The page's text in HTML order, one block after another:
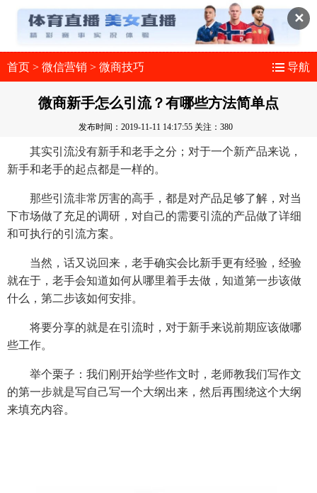
✕
首页 > 微信营销 > 微商技巧 导航
微商新手怎么引流？有哪些方法简单点
发布时间：2019-11-11 14:17:55 关注：380
其实引流没有新手和老手之分；对于一个新产品来说，
新手和老手的起点都是一样的。
那些引流非常厉害的高手，都是对产品足够了解，对当
下市场做了充足的调研，对自己的需要引流的产品做了详细
和可执行的引流方案。
当然，话又说回来，老手确实会比新手更有经验，经验
就在于，老手会知道如何从哪里着手去做，知道第一步该做
什么，第二步该如何安排。
将要分享的就是在引流时，对于新手来说前期应该做哪
些工作。
举个栗子：我们刚开始学些作文时，老师教我们写作文
的第一步就是写自己写一个大纲出来，然后再围绕这个大纲
来填充内容。